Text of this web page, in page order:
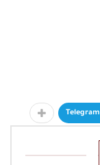
Telegram